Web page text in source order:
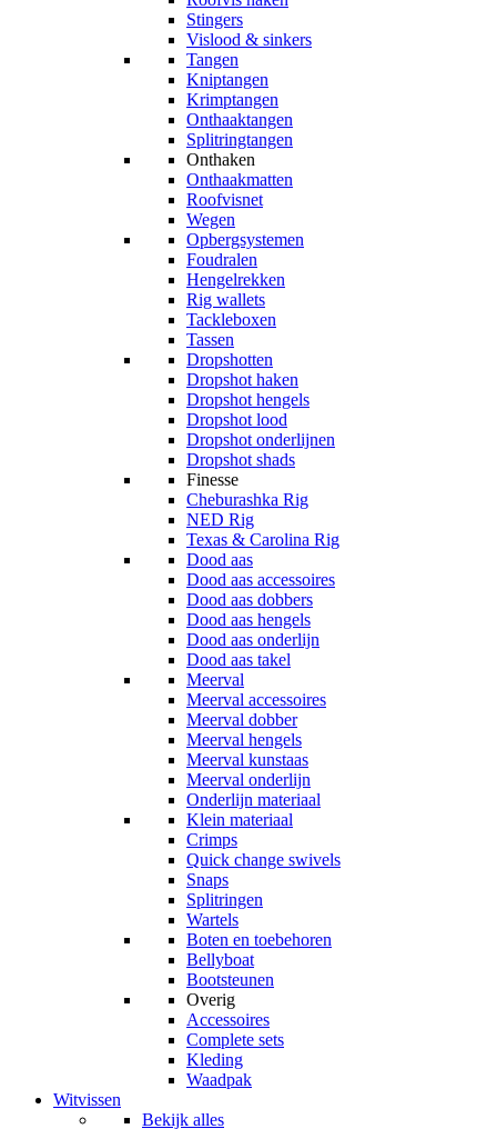
Stingers
Vislood & sinkers
Tangen
Kniptangen
Krimptangen
Onthaaktangen
Splitringtangen
Onthaken
Onthaakmatten
Roofvisnet
Wegen
Opbergsystemen
Foudralen
Hengelrekken
Rig wallets
Tackleboxen
Tassen
Dropshotten
Dropshot haken
Dropshot hengels
Dropshot lood
Dropshot onderlijnen
Dropshot shads
Finesse
Cheburashka Rig
NED Rig
Texas & Carolina Rig
Dood aas
Dood aas accessoires
Dood aas dobbers
Dood aas hengels
Dood aas onderlijn
Dood aas takel
Meerval
Meerval accessoires
Meerval dobber
Meerval hengels
Meerval kunstaas
Meerval onderlijn
Onderlijn materiaal
Klein materiaal
Crimps
Quick change swivels
Snaps
Splitringen
Wartels
Boten en toebehoren
Bellyboat
Bootsteunen
Overig
Accessoires
Complete sets
Kleding
Waadpak
Witvissen
Bekijk alles